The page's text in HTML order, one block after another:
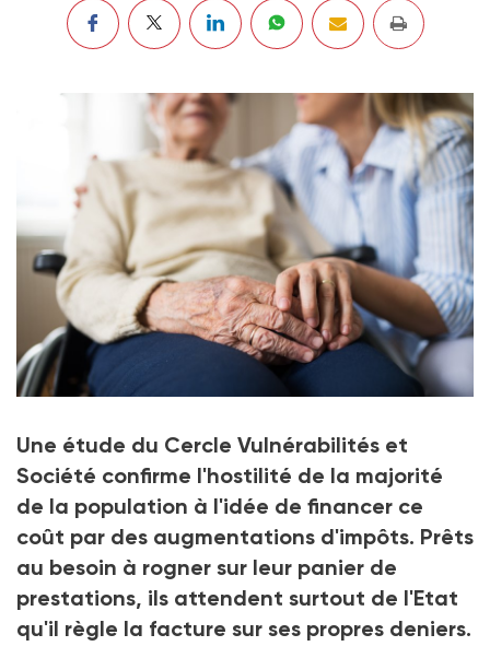
d’anticipation quant à leur future perte d’autonomie,
selon l'étude BVA dévoilée le 24 juin 2025 par le Cercle
Vulnérabilités et Société.
Crédit photo Halfpoint - stock.adobe.com
Une étude du Cercle Vulnérabilités et
Société confirme l'hostilité de la majorité
de la population à l'idée de financer ce
coût par des augmentations d'impôts. Prêts
au besoin à rogner sur leur panier de
prestations, ils attendent surtout de l'Etat
qu'il règle la facture sur ses propres deniers.